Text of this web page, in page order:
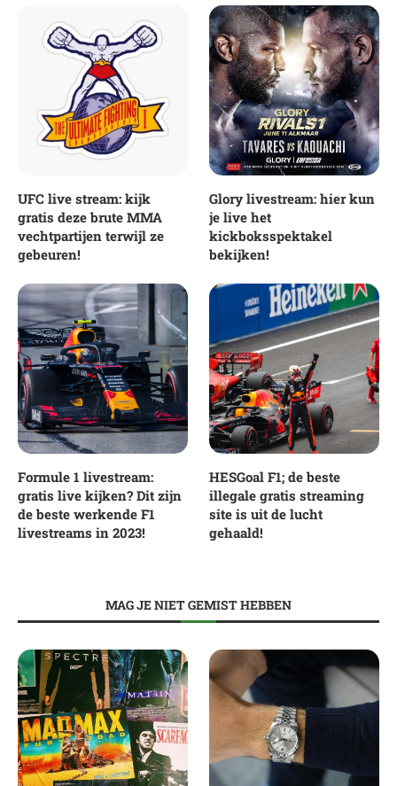
UFC live stream: kijk
gratis deze brute MMA
vechtpartijen terwijl ze
gebeuren!
Glory livestream: hier kun
je live het
kickboksspektakel
bekijken!
Formule 1 livestream:
gratis live kijken? Dit zijn
de beste werkende F1
livestreams in 2023!
HESGoal F1; de beste
illegale gratis streaming
site is uit de lucht
gehaald!
MAG JE NIET GEMIST HEBBEN